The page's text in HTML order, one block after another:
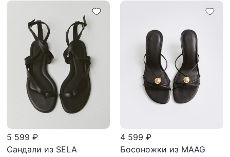
5 599 ₽
Сандали из SELA
4 599 ₽
Босоножки из MAAG